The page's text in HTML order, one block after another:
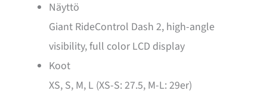
Näyttö
Giant RideControl Dash 2, high-angle
visibility, full color LCD display
Koot
XS, S, M, L (XS-S: 27.5, M-L: 29er)